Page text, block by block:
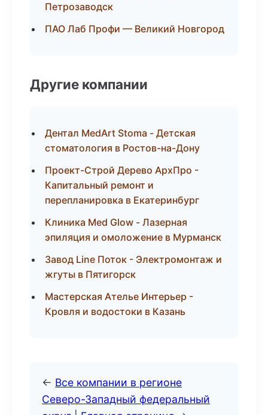
Петрозаводск
ПАО Лаб Профи — Великий Новгород
Другие компании
Дентал MedArt Stoma - Детская
стоматология в Ростов-на-Дону
Проект-Строй Дерево АрхПро -
Капитальный ремонт и
перепланировка в Екатеринбург
Клиника Med Glow - Лазерная
эпиляция и омоложение в Мурманск
Завод Line Поток - Электромонтаж и
жгуты в Пятигорск
Мастерская Ателье Интерьер -
Кровля и водостоки в Казань
← Все компании в регионе
Северо-Западный федеральный